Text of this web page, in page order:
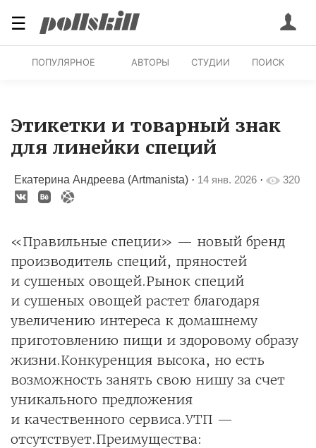
☰
ПОПУЛЯРНОЕ АВТОРЫ СТУДИИ ПОИСК
Этикетки и товарный знак
для линейки специй
Екатерина Андреева (Artmanista) · 14 янв. 2026 · 320
«Правильные специи» — новый бренд
производитель специй, пряностей
и сушеных овощей.Рынок специй
и сушеных овощей растет благодаря
увеличению интереса к домашнему
приготовлению пищи и здоровому образу
жизни.Конкуренция высока, но есть
возможность занять свою нишу за счет
уникального предложения
и качественного сервиса.УТП —
отсутствует.Преимущества: